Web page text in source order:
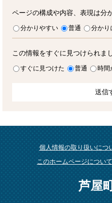
ページの構成や内容、表現は分
分かりやすい 普通 分かり
この情報をすぐに見つけられま
すぐに見つけた 普通 時間
個人情報の取り扱いにつ
このホームページについて
芦屋